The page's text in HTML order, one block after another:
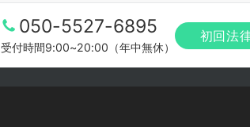
050-5527-6895
受付時間9:00~20:00（年中無休）
初回法